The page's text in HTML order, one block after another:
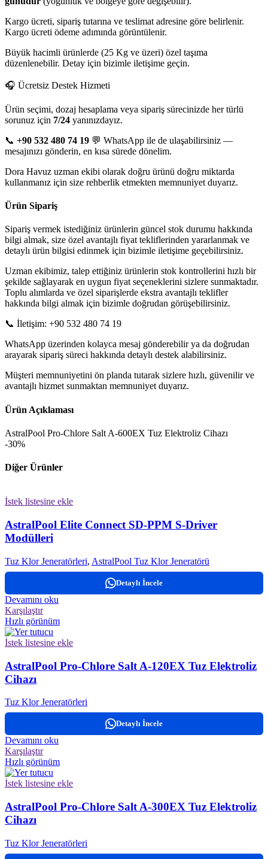
Kargo ücreti, sipariş tutarına ve teslimat adresine göre belirlenir.
Kargo ücreti ödeme adımında görüntülenir.
Büyük hacimli ürünlerde (25 Kg ve üzeri) özel taşıma
düzenlenebilir. Detay için bizimle iletişime geçin.
🎧 Ücretsiz Destek Hizmeti
Ürün seçimi, dozaj hesaplama veya sipariş sürecinizde her türlü
sorunuz için 7/24 yanınızdayız.
📞 +90 532 480 74 19 💬 WhatsApp ile de ulaşabilirsiniz —
mesajınızı gönderin, en kısa sürede dönelim.
Dora Havuz uzman ekibi olarak doğru ürünü doğru miktarda
kullanmanız için size rehberlik etmekten memnuniyet duyarız.
Ürün Sipariş
Sipariş vermek istediğiniz ürünlerin güncel stok durumu hakkında
bilgi almak, size özel avantajlı fiyat tekliflerinden yararlanmak ve
detaylı ürün bilgisi edinmek için bizimle iletişime geçebilirsiniz.
Uzman ekibimiz, talep ettiğiniz ürünlerin stok kontrollerini hızlı bir
şekilde sağlayarak en uygun fiyat seçeneklerini sizlere sunmaktadır.
Toplu alımlarda ve özel siparişlerde ekstra avantajlı teklifler
hakkında bilgi almak için bizimle doğrudan görüşebilirsiniz.
📞 İletişim: +90 532 480 74 19
WhatsApp üzerinden kolayca mesaj gönderebilir ya da doğrudan
arayarak sipariş süreci hakkında detaylı destek alabilirsiniz.
Müşteri memnuniyetini ön planda tutarak sizlere hızlı, güvenilir ve
avantajlı hizmet sunmaktan memnuniyet duyarız.
Ürün Açıklaması
AstralPool Pro-Chlore Salt A-600EX Tuz Elektroliz Cihazı
-30%
Diğer Ürünler
İstek listesine ekle
AstralPool Elite Connect SD-PPM S-Driver
Modülleri
Tuz Klor Jeneratörleri, AstralPool Tuz Klor Jeneratörü
Detaylı İncele
Devamını oku
Karşılaştır
Hızlı görünüm
İstek listesine ekle
AstralPool Pro-Chlore Salt A-120EX Tuz Elektroliz
Cihazı
Tuz Klor Jeneratörleri
Detaylı İncele
Devamını oku
Karşılaştır
Hızlı görünüm
İstek listesine ekle
AstralPool Pro-Chlore Salt A-300EX Tuz Elektroliz
Cihazı
Tuz Klor Jeneratörleri